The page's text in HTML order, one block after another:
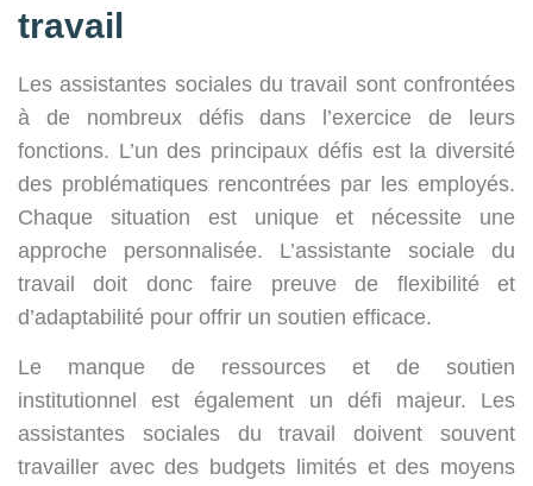
travail
Les assistantes sociales du travail sont confrontées
à de nombreux défis dans l’exercice de leurs
fonctions. L’un des principaux défis est la diversité
des problématiques rencontrées par les employés.
Chaque situation est unique et nécessite une
approche personnalisée. L’assistante sociale du
travail doit donc faire preuve de flexibilité et
d’adaptabilité pour offrir un soutien efficace.
Le manque de ressources et de soutien
institutionnel est également un défi majeur. Les
assistantes sociales du travail doivent souvent
travailler avec des budgets limités et des moyens